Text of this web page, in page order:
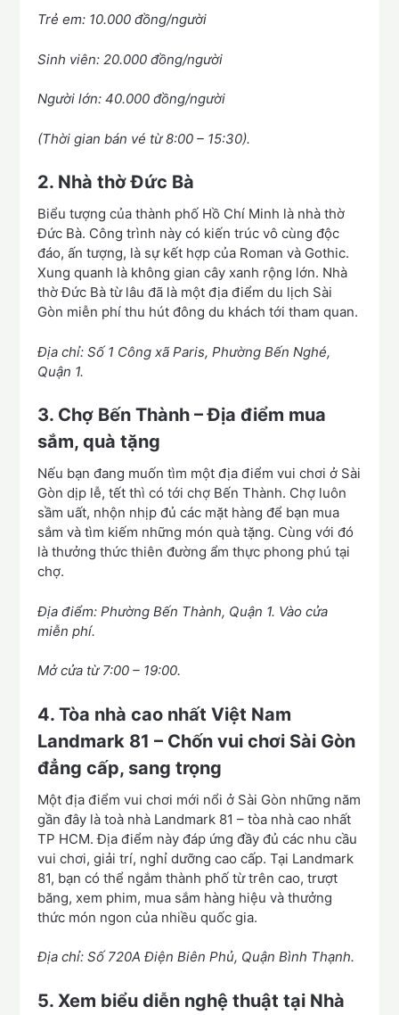
Trẻ em: 10.000 đồng/người
Sinh viên: 20.000 đồng/người
Người lớn: 40.000 đồng/người
(Thời gian bán vé từ 8:00 – 15:30).
2. Nhà thờ Đức Bà
Biểu tượng của thành phố Hồ Chí Minh là nhà thờ
Đức Bà. Công trình này có kiến trúc vô cùng độc
đáo, ấn tượng, là sự kết hợp của Roman và Gothic.
Xung quanh là không gian cây xanh rộng lớn. Nhà
thờ Đức Bà từ lâu đã là một địa điểm du lịch Sài
Gòn miễn phí thu hút đông du khách tới tham quan.
Địa chỉ: Số 1 Công xã Paris, Phường Bến Nghé,
Quận 1.
3. Chợ Bến Thành – Địa điểm mua
sắm, quà tặng
Nếu bạn đang muốn tìm một địa điểm vui chơi ở Sài
Gòn dịp lễ, tết thì có tới chợ Bến Thành. Chợ luôn
sầm uất, nhộn nhịp đủ các mặt hàng để bạn mua
sắm và tìm kiếm những món quà tặng. Cùng với đó
là thưởng thức thiên đường ẩm thực phong phú tại
chợ.
Địa điểm: Phường Bến Thành, Quận 1. Vào cửa
miễn phí.
Mở cửa từ 7:00 – 19:00.
4. Tòa nhà cao nhất Việt Nam
Landmark 81 – Chốn vui chơi Sài Gòn
đẳng cấp, sang trọng
Một địa điểm vui chơi mới nổi ở Sài Gòn những năm
gần đây là toà nhà Landmark 81 – tòa nhà cao nhất
TP HCM. Địa điểm này đáp ứng đầy đủ các nhu cầu
vui chơi, giải trí, nghỉ dưỡng cao cấp. Tại Landmark
81, bạn có thể ngắm thành phố từ trên cao, trượt
băng, xem phim, mua sắm hàng hiệu và thưởng
thức món ngon của nhiều quốc gia.
Địa chỉ: Số 720A Điện Biên Phủ, Quận Bình Thạnh.
5. Xem biểu diễn nghệ thuật tại Nhà